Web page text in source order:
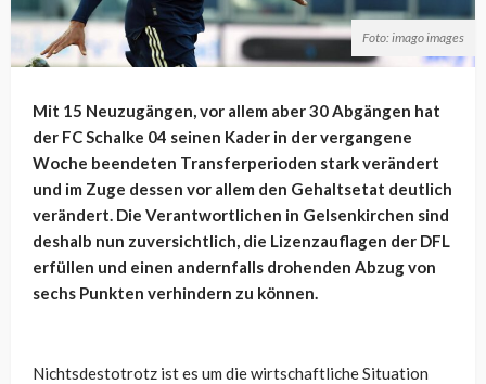
Foto: imago images
Mit 15 Neuzugängen, vor allem aber 30 Abgängen hat
der FC Schalke 04 seinen Kader in der vergangene
Woche beendeten Transferperioden stark verändert
und im Zuge dessen vor allem den Gehaltsetat deutlich
verändert. Die Verantwortlichen in Gelsenkirchen sind
deshalb nun zuversichtlich, die Lizenzauflagen der DFL
erfüllen und einen andernfalls drohenden Abzug von
sechs Punkten verhindern zu können.
Nichtsdestotrotz ist es um die wirtschaftliche Situation